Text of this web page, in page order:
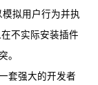
拟用户行为并执
不实际安装插件
。
套强大的开发者